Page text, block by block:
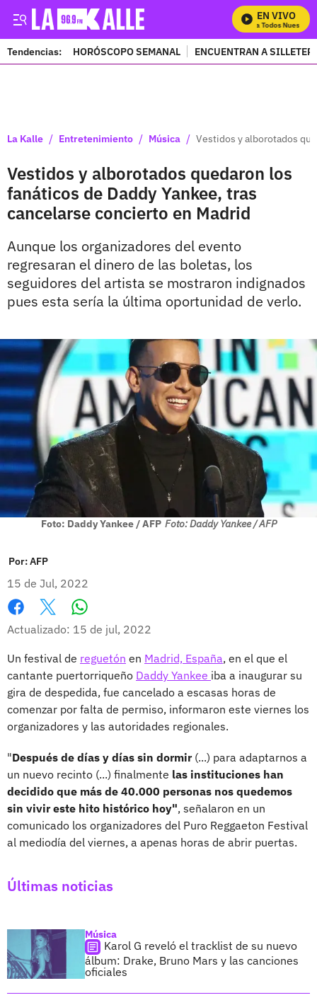
EN VIVO
Mira Todos Nuestros
Tendencias: HORÓSCOPO SEMANAL ENCUENTRAN A
La Kalle / Entretenimiento / Música / Vestidos y alborotados
Vestidos y alborotados quedaron los
fanáticos de Daddy Yankee, tras
cancelarse concierto en Madrid
Aunque los organizadores del evento
regresaran el dinero de las boletas, los
seguidores del artista se mostraron indignados
pues esta sería la última oportunidad de verlo.
Foto: Daddy Yankee / AFP Foto: Daddy Yankee / AFP
Por:AFP
15 de Jul, 2022
Facebook
X
Actualizado: 15 de jul, 2022
Un festival de reguetón en Madrid, España, en el que el
cantante puertorriqueño Daddy Yankee iba a inaugurar su
gira de despedida, fue cancelado a escasas horas de
comenzar por falta de permiso, informaron este viernes los
organizadores y las autoridades regionales.
"Después de días y días sin dormir (...) para adaptarnos a
un nuevo recinto (...) finalmente las instituciones han
decidido que más de 40.000 personas nos quedemos
sin vivir este hito histórico hoy", señalaron en un
comunicado los organizadores del Puro Reggaeton Festival
al mediodía del viernes, a apenas horas de abrir puertas.
Últimas noticias
Música
Karol G reveló el tracklist de su nuevo
álbum: Drake, Bruno Mars y las canciones
oficiales